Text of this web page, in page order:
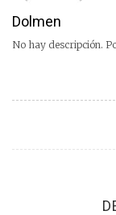
Dolmen
No hay descripción.